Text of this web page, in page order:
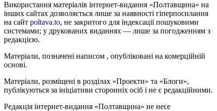
Використання матеріалів інтернет-видання «Полтавщина» на
інших сайтах дозволяється лише за наявності гіперпосилання
на сайт poltava.to, не закритого для індексації пошуковими
системами; у друкованих виданнях — лише за погодженням з
редакцією.
Матеріали, позначені написом , опубліковані на комерційній
основі.
Матеріали, розміщені в розділах «Проекти» та «Блоги»,
публікуються за ініціативи сторонніх осіб і не є редакційними.
Редакція інтернет-видання «Полтавщина» не несе